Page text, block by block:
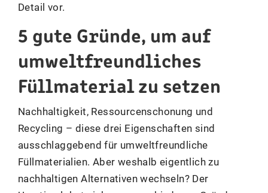
Detail vor.
5 gute Gründe, um auf
umweltfreundliches
Füllmaterial zu setzen
Nachhaltigkeit, Ressourcenschonung und
Recycling – diese drei Eigenschaften sind
ausschlaggebend für umweltfreundliche
Füllmaterialien. Aber weshalb eigentlich zu
nachhaltigen Alternativen wechseln? Der